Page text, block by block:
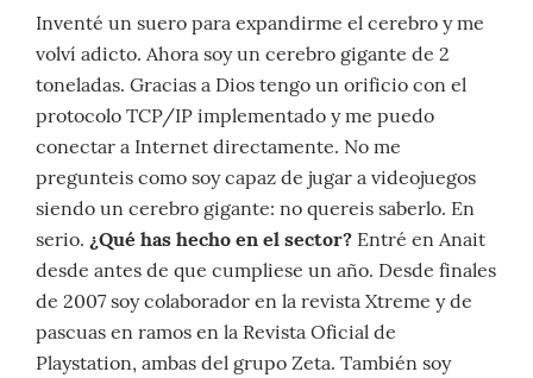
Inventé un suero para expandirme el cerebro y me
volví adicto. Ahora soy un cerebro gigante de 2
toneladas. Gracias a Dios tengo un orificio con el
protocolo TCP/IP implementado y me puedo
conectar a Internet directamente. No me
pregunteis como soy capaz de jugar a videojuegos
siendo un cerebro gigante: no quereis saberlo. En
serio. ¿Qué has hecho en el sector? Entré en Anait
desde antes de que cumpliese un año. Desde finales
de 2007 soy colaborador en la revista Xtreme y de
pascuas en ramos en la Revista Oficial de
Playstation, ambas del grupo Zeta. También soy